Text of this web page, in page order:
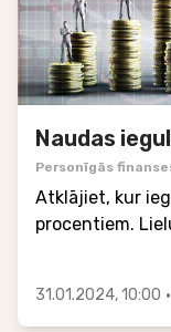
Naudas
Personīgās
Atklājiet, kur
procentiem.
31.01.2024, 10:00 ·